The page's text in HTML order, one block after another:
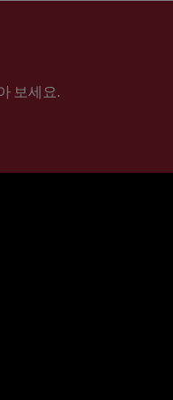
보세요.